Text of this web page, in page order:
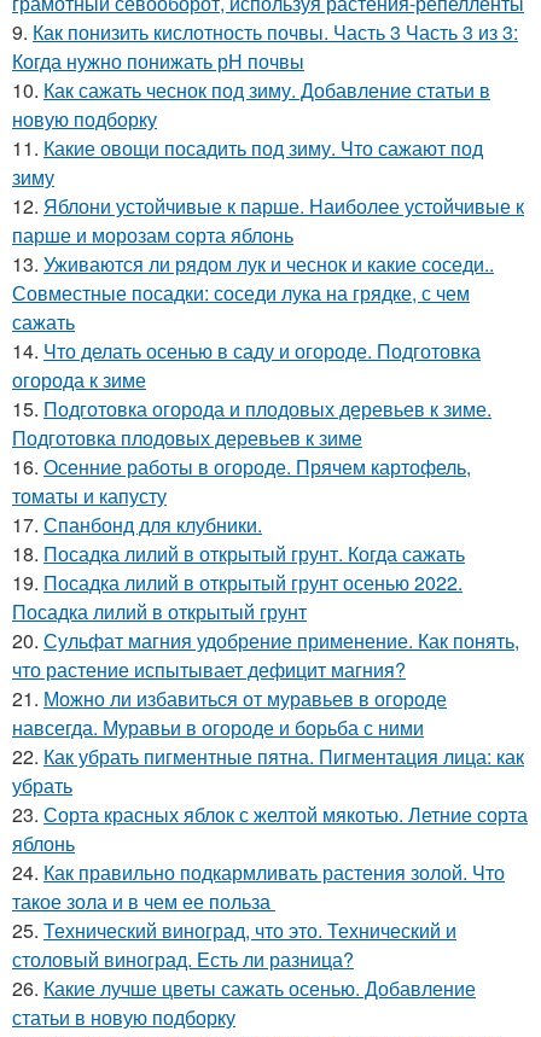
9. Как понизить кислотность почвы. Часть 3 Часть 3 из 3:
Когда нужно понижать рН почвы
10. Как сажать чеснок под зиму. Добавление статьи в
новую подборку
11. Какие овощи посадить под зиму. Что сажают под
зиму
12. Яблони устойчивые к парше. Наиболее устойчивые к
парше и морозам сорта яблонь
13. Уживаются ли рядом лук и чеснок и какие соседи..
Совместные посадки: соседи лука на грядке, с чем
сажать
14. Что делать осенью в саду и огороде. Подготовка
огорода к зиме
15. Подготовка огорода и плодовых деревьев к зиме.
Подготовка плодовых деревьев к зиме
16. Осенние работы в огороде. Прячем картофель,
томаты и капусту
17. Спанбонд для клубники.
18. Посадка лилий в открытый грунт. Когда сажать
19. Посадка лилий в открытый грунт осенью 2022.
Посадка лилий в открытый грунт
20. Сульфат магния удобрение применение. Как понять,
что растение испытывает дефицит магния?
21. Можно ли избавиться от муравьев в огороде
навсегда. Муравьи в огороде и борьба с ними
22. Как убрать пигментные пятна. Пигментация лица: как
убрать
23. Сорта красных яблок с желтой мякотью. Летние сорта
яблонь
24. Как правильно подкармливать растения золой. Что
такое зола и в чем ее польза
25. Технический виноград, что это. Технический и
столовый виноград. Есть ли разница?
26. Какие лучше цветы сажать осенью. Добавление
статьи в новую подборку